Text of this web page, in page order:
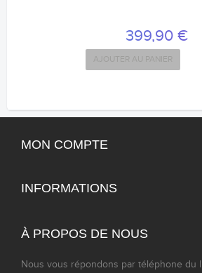
399,90 €
AJOUTER AU PANIER
MON COMPTE
INFORMATIONS
À PROPOS DE NOUS
Nous vous répondons par téléphone du